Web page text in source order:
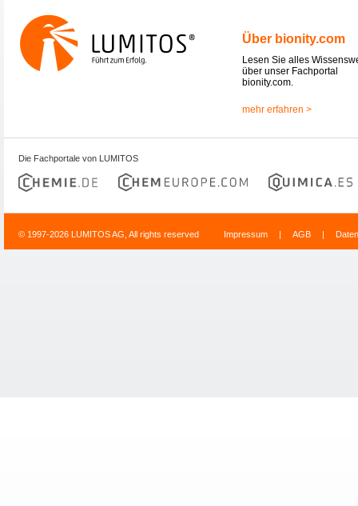
Über bionity.com
Lesen Sie alles
über unser Fachportal
bionity.com.
mehr erfahren >
Die Fachportale von LUMITOS
© 1997-2026 LUMITOS AG, All rights reserved Impressum | AGB |